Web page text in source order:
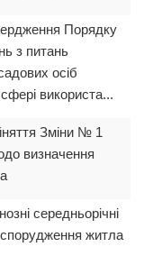
Порядку
з питань
осіб
використа...
Зміни № 1
визначення
середньорічні
спорудження житла